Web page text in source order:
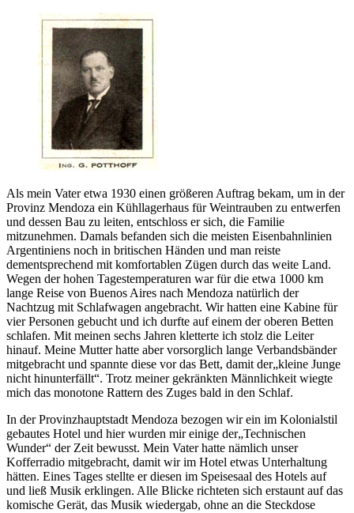
Als mein Vater etwa 1930 einen größeren Auftrag bekam, um in der
Provinz Mendoza ein Kühllagerhaus für Weintrauben zu entwerfen
und dessen Bau zu leiten, entschloss er sich, die Familie
mitzunehmen. Damals befanden sich die meisten Eisenbahnlinien
Argentiniens noch in britischen Händen und man reiste
dementsprechend mit komfortablen Zügen durch das weite Land.
Wegen der hohen Tagestemperaturen war für die etwa 1000 km
lange Reise von Buenos Aires nach Mendoza natürlich der
Nachtzug mit Schlafwagen angebracht. Wir hatten eine Kabine für
vier Personen gebucht und ich durfte auf einem der oberen Betten
schlafen. Mit meinen sechs Jahren kletterte ich stolz die Leiter
hinauf. Meine Mutter hatte aber vorsorglich lange Verbandsbänder
mitgebracht und spannte diese vor das Bett, damit der kleine Junge
nicht hinunterfällt . Trotz meiner gekränkten Männlichkeit wiegte
mich das monotone Rattern des Zuges bald in den Schlaf.
In der Provinzhauptstadt Mendoza bezogen wir ein im Kolonialstil
gebautes Hotel und hier wurden mir einige der Technischen
Wunder
der Zeit bewusst. Mein Vater hatte nämlich unser
Kofferradio mitgebracht, damit wir im Hotel etwas Unterhaltung
hätten. Eines Tages stellte er diesen im Speisesaal des Hotels auf
und ließ Musik erklingen. Alle Blicke richteten sich erstaunt auf das
komische Gerät, das Musik wiedergab, ohne an die Steckdose